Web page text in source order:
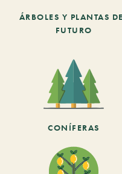
ÁRBOLES Y PLANTAS
FUTURO
CONÍFERAS